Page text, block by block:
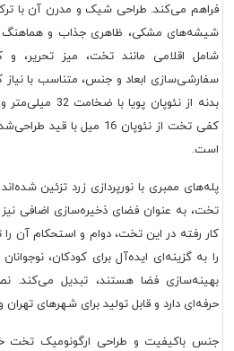
فراهم می‌کند. طراحی شیک و مدرن آن با
شیشه‌های مشکی، ظاهری جذاب و هماهنگ
شامل اقلامی مانند تخت، میز تحریر،
سفارشی‌سازی ابعاد و جنس، متناسب با
بدنه از نئوپان
کفی تخت از نئوپان 16 میل
است.
پله‌های ممبری با نورپردازی زرد تزئین
تخت، به عنوان فضای ذخیره‌سازی اضافی
کار رفته در این تخت، دوام و استحکام آن
را به گزینه‌ای ایده‌آل برای کودکان،
بهینه‌سازی فضا هستند، تبدیل می‌کند.
حرفه‌ای دارد و قابل تولید برای شهرهای